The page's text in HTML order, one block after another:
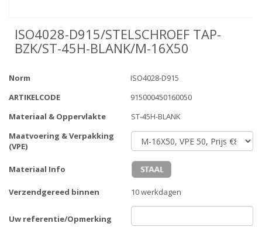
ISO4028-D915/STELSCHROEF TAP-
BZK/ST-45H-BLANK/M-16X50
Norm
ISO4028-D915
ARTIKELCODE
915000450160050
Materiaal & Oppervlakte
ST-45H-BLANK
Maatvoering & Verpakking
(VPE)
Materiaal Info
Verzendgereed binnen 10 werkdagen
Uw referentie/Opmerking